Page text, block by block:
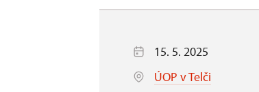
15. 5. 2025
ÚOP v Telči